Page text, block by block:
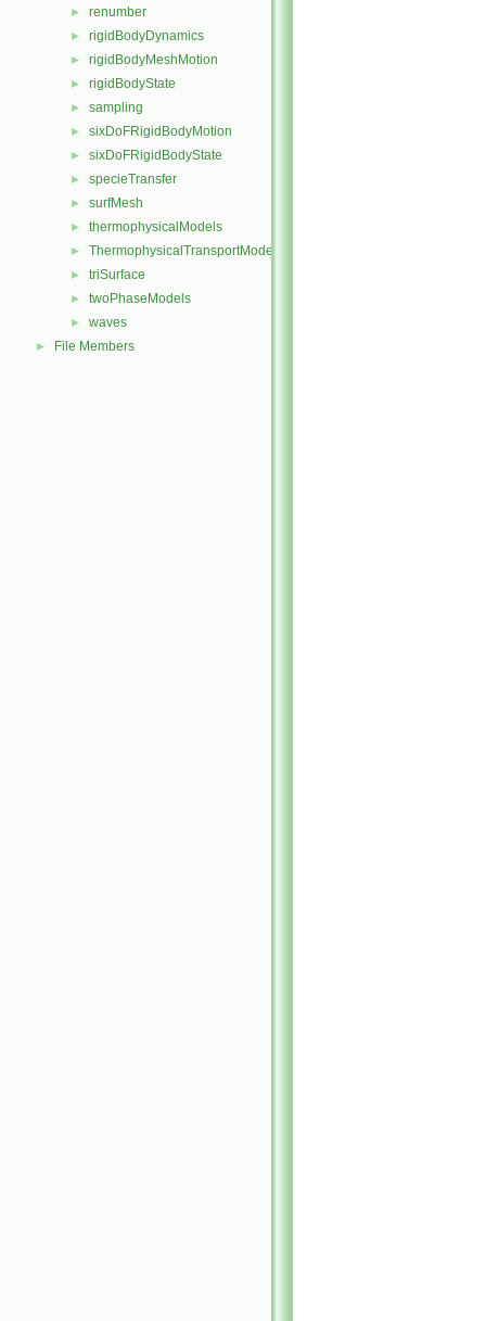
► renumber
► rigidBodyDynamics
► rigidBodyMeshMotion
► rigidBodyState
► sampling
► sixDoFRigidBodyMotion
► sixDoFRigidBodyState
► specieTransfer
► surfMesh
► thermophysicalModels
► ThermophysicalTransportModels
► triSurface
► twoPhaseModels
► waves
► File Members